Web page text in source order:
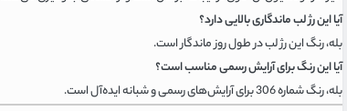
آیا این رژ لب ماندگاری بالایی دارد؟
بله، رنگ این رژ لب در طول روز ماندگار است.
آیا این رنگ برای آرایش رسمی مناسب است؟
بله، رنگ شماره 306 برای آرایش‌های رسمی و شبانه ایده‌آل است.